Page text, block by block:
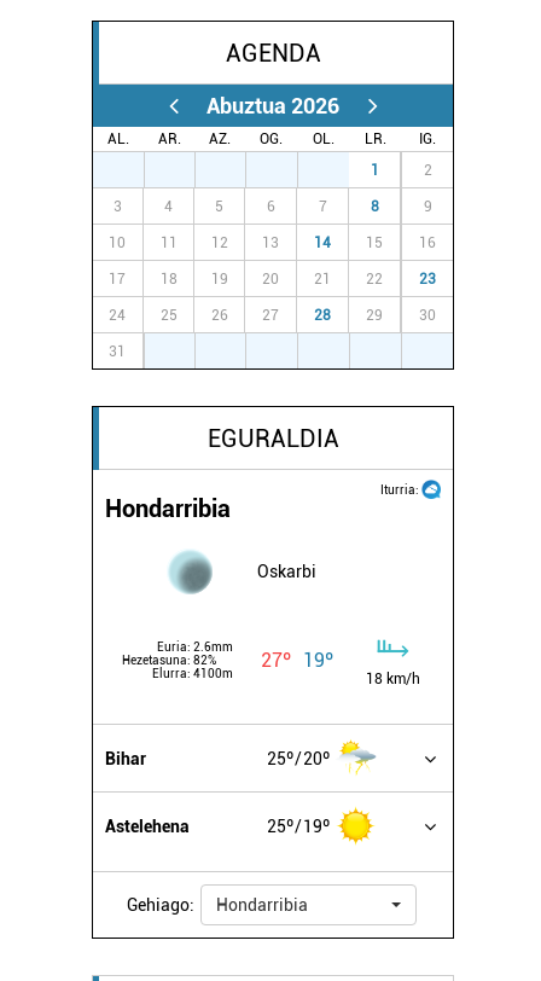
AGENDA
Abuztua 2026
AL. AR. AZ. OG. OL. LR.
IG.
1 2
3 4 5 6 7 8 9
10 11 12 13 14 15 16
17 18 19 20 21 22 23
24 25 26 27 28 29 30
31
EGURALDIA
Iturria:
Hondarribia
Oskarbi
Euria: 2.6mm
Hezetasuna: 82%
Elurra: 4100m
27º 19º
18 km/h
Bihar 25º 20º
Astelehena 25º 19º
Gehiago: Hondarribia